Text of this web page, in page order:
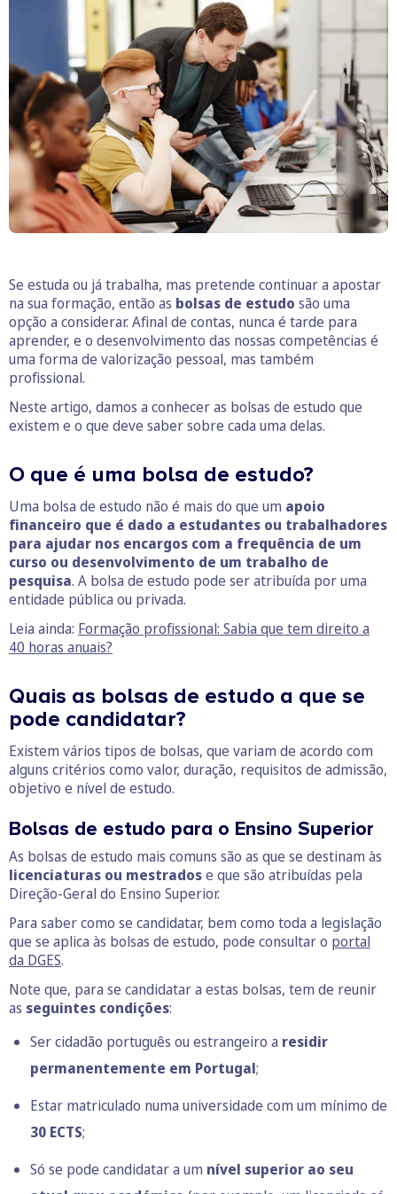
Se estuda ou já trabalha, mas pretende continuar a apostar
na sua formação, então as bolsas de estudo são uma
opção a considerar. Afinal de contas, nunca é tarde para
aprender, e o desenvolvimento das nossas competências é
uma forma de valorização pessoal, mas também
profissional.
Neste artigo, damos a conhecer as bolsas de estudo que
existem e o que deve saber sobre cada uma delas.
O que é uma bolsa de estudo?
Uma bolsa de estudo não é mais do que um apoio
financeiro que é dado a estudantes ou trabalhadores
para ajudar nos encargos com a frequência de um
curso ou desenvolvimento de um trabalho de
pesquisa. A bolsa de estudo pode ser atribuída por uma
entidade pública ou privada.
Leia ainda: Formação profissional: Sabia que tem direito a
40 horas anuais?
Quais as bolsas de estudo a que se
pode candidatar?
Existem vários tipos de bolsas, que variam de acordo com
alguns critérios como valor, duração, requisitos de admissão,
objetivo e nível de estudo.
Bolsas de estudo para o Ensino Superior
As bolsas de estudo mais comuns são as que se destinam às
licenciaturas ou mestradose que são atribuídas pela
Direção-Geral do Ensino Superior.
Para saber como se candidatar, bem como toda a legislação
que se aplica às bolsas de estudo, pode consultar o portal
da DGES.
Note que, para se candidatar a estas bolsas, tem de reunir
as seguintes condições:
Ser cidadão português ou estrangeiro a residir
permanentemente em Portugal;
Estar matriculado numa universidade com um mínimo de
30 ECTS;
Só se pode candidatar a um nível superior ao seu